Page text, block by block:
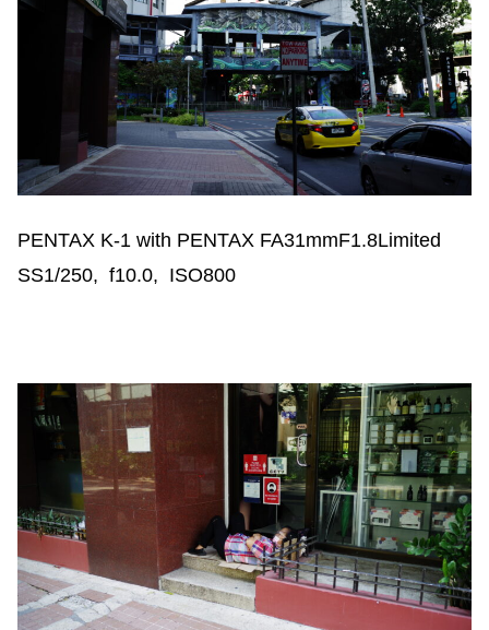
PENTAX K-1 with PENTAX FA31mmF1.8Limited
SS1/250, f10.0, ISO800